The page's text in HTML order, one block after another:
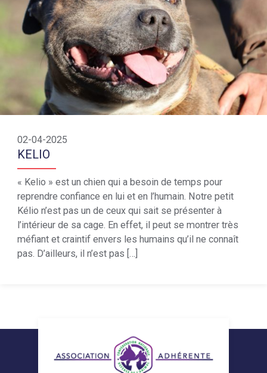
02-04-2025
KELIO
« Kelio » est un chien qui a besoin de temps pour
reprendre confiance en lui et en l’humain. Notre petit
Kélio n’est pas un de ceux qui sait se présenter à
l’intérieur de sa cage. En effet, il peut se montrer très
méfiant et craintif envers les humains qu’il ne connaît
pas. D’ailleurs, il n’est pas […]